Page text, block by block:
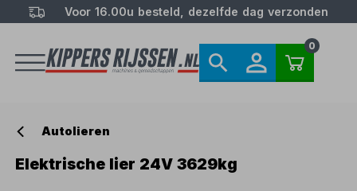
Voor 16.00u besteld, dezelfde dag verzonden
0
Autolieren
Elektrische lier 24V 3629kg